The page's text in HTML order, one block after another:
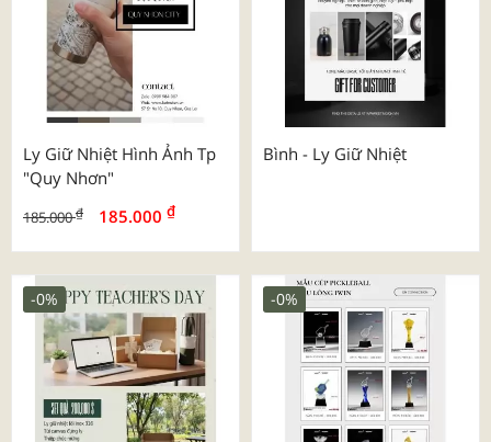
Ly Giữ Nhiệt Hình Ảnh Tp
"quy Nhơn"
185.000₫ 185.000 ₫
Bình - Ly Giữ Nhiệt
-0% -0%